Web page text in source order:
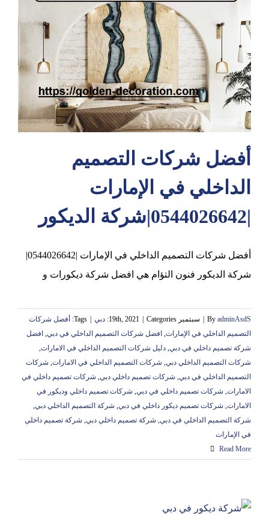
أفضل شركات التصميم
الداخلي في الإمارات
|0544026642|شركة الديكور
أفضل شركات التصميم الداخلي في الإمارات |0544026642|
شركة الديكور فنون التؤام هي افضل شركة ديكورات و
By adminAsdS سبتمبر 19th, 2021 Categories: دبي Tags:
أفضل شركات
التصميم الداخلي في الإمارات, افضل شركات التصميم الداخلي في دبي, افضل
شركة تصميم داخلي في دبي, دليل شركات التصميم الداخلي في الامارات,
شركات التصميم الداخلي دبي, شركات التصميم الداخلي في الامارات, شركات
التصميم الداخلي في دبي, شركات تصميم داخلي دبي, شركات تصميم داخلي في
الامارات, شركات تصميم داخلي في دبي, شركات تصميم داخلي وديكور في
الامارات, شركات تصميم ديكور داخلي في دبي, شركة التصميم الداخلي دبي,
شركة التصميم الداخلي في دبي, شركة تصميم داخلي دبي, شركة تصميم داخلي
في الإمارات
Read More